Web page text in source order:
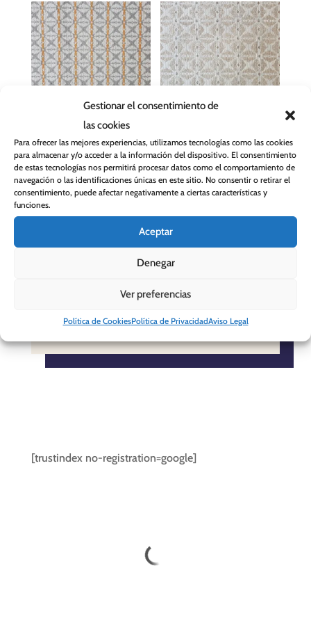
Gestionar el consentimiento de
las cookies
Para ofrecer las mejores experiencias, utilizamos tecnologías como las cookies
para almacenar y/o acceder a la información del dispositivo. El consentimiento
de estas tecnologías nos permitirá procesar datos como el comportamiento de
navegación o las identificaciones únicas en este sitio. No consentir o retirar el
consentimiento, puede afectar negativamente a ciertas características y
funciones.
Aceptar
Denegar
Ver preferencias
Política de CookiesPolítica de PrivacidadAviso Legal
Tela para tapizar
Bogota 28 RV
29,90€El
precio
original
era:
22,90€El
precio
actual
es:
22,90 €.
Bogota 2
29,90€ El
precio
original
era:
22,90€El
precio
actual
es:
[trustindex no-registration=google]